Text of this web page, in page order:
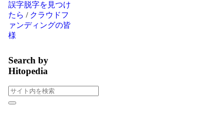
誤字脱字を見つけ
たら / クラウドフ
ァンディングの皆
様
Search by
Hitopedia